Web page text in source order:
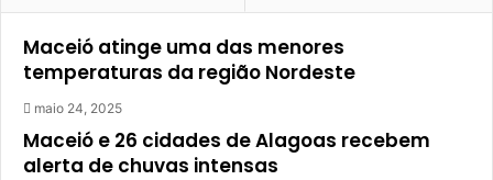
Maceió atinge uma das menores
temperaturas da região Nordeste
maio 24, 2025
Maceió e 26 cidades de Alagoas recebem
alerta de chuvas intensas